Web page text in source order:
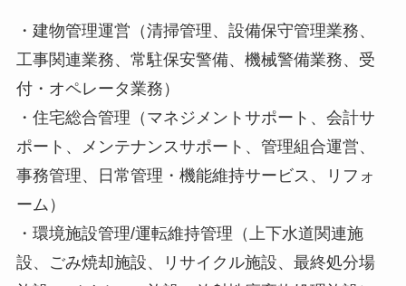
・建物管理運営（清掃管理、設備保守管理業務、
工事関連業務、常駐保安警備、機械警備業務、受
付・オペレータ業務）
・住宅総合管理（マネジメントサポート、会計サ
ポート、メンテナンスサポート、管理組合運営、
事務管理、日常管理・機能維持サービス、リフォ
ーム）
・環境施設管理/運転維持管理（上下水道関連施
設、ごみ焼却施設、リサイクル施設、最終処分場